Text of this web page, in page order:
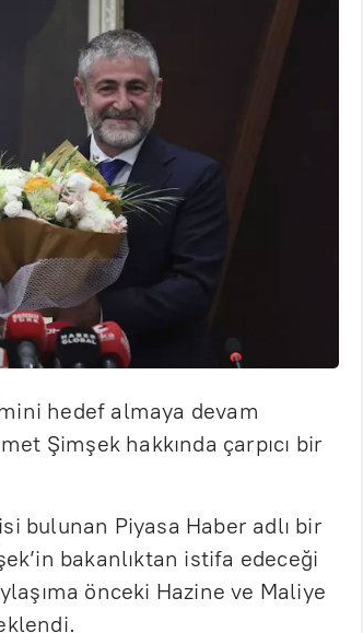
hedef almaya devam
Şimşek hakkında çarpıcı bir
bulunan Piyasa Haber adlı bir
bakanlıktan istifa edeceği
önceki Hazine ve Maliye